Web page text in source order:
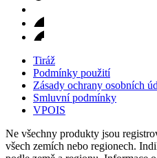
Tiráž
Podmínky použití
Zásady ochrany osobních
Smluvní podmínky
VPOIS
Ne všechny produkty jsou
všech zemích nebo regionech.